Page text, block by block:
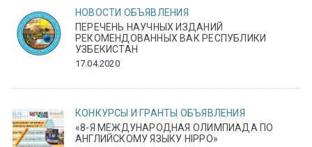
НОВОСТИ ОБЪЯВЛЕНИЯ
ПЕРЕЧЕНЬ НАУЧНЫХ ИЗДАНИЙ
РЕКОМЕНДОВАННЫХ ВАК РЕСПУБЛИКИ
УЗБЕКИСТАН
17.04.2020
КОНКУРСЫ И ГРАНТЫ ОБЪЯВЛЕНИЯ
«8-Я МЕЖДУНАРОДНАЯ ОЛИМПИАДА ПО
АНГЛИЙСКОМУ ЯЗЫКУ HIPPO»